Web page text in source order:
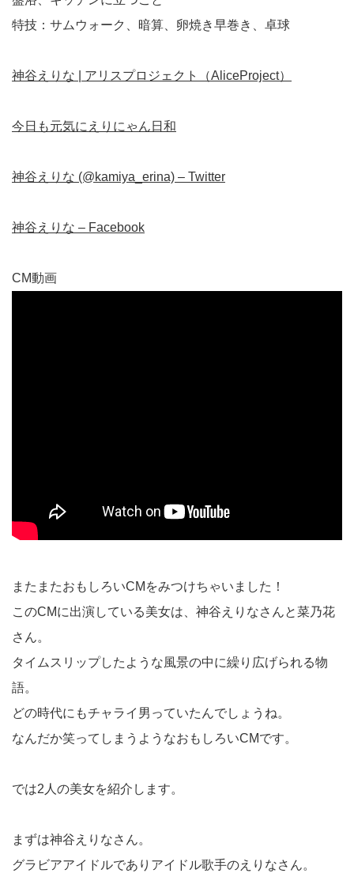
特技：サムウォーク、暗算、卵焼き早巻き、卓球
神谷えりな | アリスプロジェクト（AliceProject）
今日も元気にえりにゃん日和
神谷えりな (@kamiya_erina) – Twitter
神谷えりな – Facebook
CM動画
またまたおもしろいCMをみつけちゃいました！
このCMに出演している美女は、神谷えりなさんと菜乃花
さん。
タイムスリップしたような風景の中に繰り広げられる物
語。
どの時代にもチャライ男っていたんでしょうね。
なんだか笑ってしまうようなおもしろいCMです。
では2人の美女を紹介します。
まずは神谷えりなさん。
グラビアアイドルでありアイドル歌手のえりなさん。